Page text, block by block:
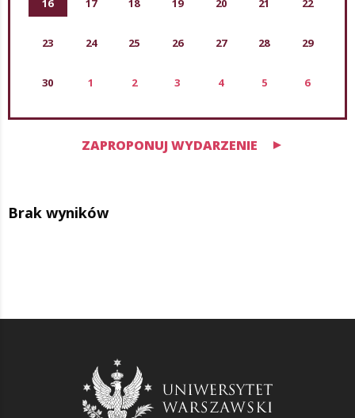
16 17 18 19 20 21 22
23 24 25 26 27 28 29
30 1 2 3 4 5 6
ZAPROPONUJ WYDARZENIE
Brak wyników